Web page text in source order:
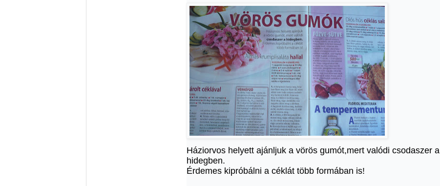
Háziorvos helyett ajánljuk a vörös gumót,mert valódi csodaszer a
hidegben.
Érdemes kipróbálni a céklát több formában is!